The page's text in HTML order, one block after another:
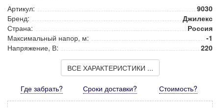
Артикул:
9030
Бренд:
Джилекс
Страна:
Россия
Максимальный напор, м:
-1
Напряжение, В:
220
ВСЕ ХАРАКТЕРИСТИКИ ...
Где забрать? Сроки доставки? Стоимость?